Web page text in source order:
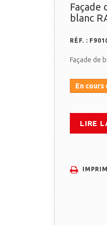
blanc
RÉF. :
Façade de
En
LIRE